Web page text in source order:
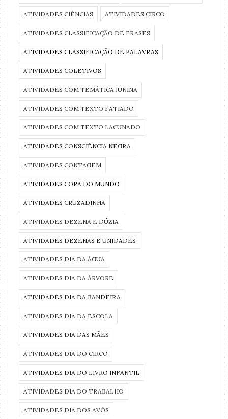
ATIVIDADES CIÊNCIAS ATIVIDADES CIRCO
ATIVIDADES CLASSIFICAÇÃO DE FRASES
ATIVIDADES CLASSIFICAÇÃO DE PALAVRAS
ATIVIDADES COLETIVOS
ATIVIDADES COM TEMÁTICA JUNINA
ATIVIDADES COM TEXTO FATIADO
ATIVIDADES COM TEXTO LACUNADO
ATIVIDADES CONSCIÊNCIA NEGRA
ATIVIDADES CONTAGEM
ATIVIDADES COPA DO MUNDO
ATIVIDADES CRUZADINHA
ATIVIDADES DEZENA E DÚZIA
ATIVIDADES DEZENAS E UNIDADES
ATIVIDADES DIA DA ÁGUA
ATIVIDADES DIA DA ÁRVORE
ATIVIDADES DIA DA BANDEIRA
ATIVIDADES DIA DA ESCOLA
ATIVIDADES DIA DAS MÃES
ATIVIDADES DIA DO CIRCO
ATIVIDADES DIA DO LIVRO INFANTIL
ATIVIDADES DIA DO TRABALHO
ATIVIDADES DIA DOS AVÓS